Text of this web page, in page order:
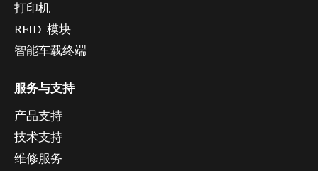
打印机
RFID 模块
智能车载终端
服务与支持
产品支持
技术支持
维修服务